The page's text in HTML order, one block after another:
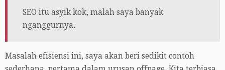
SEO itu asyik kok, malah saya banyak
nganggurnya.
Masalah efisiensi ini, saya akan beri sedikit contoh